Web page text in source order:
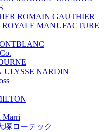
ROMAIN GAUTHIER
MANUFACTURE
ULYSSE NARDIN
Marri
塚ローテック